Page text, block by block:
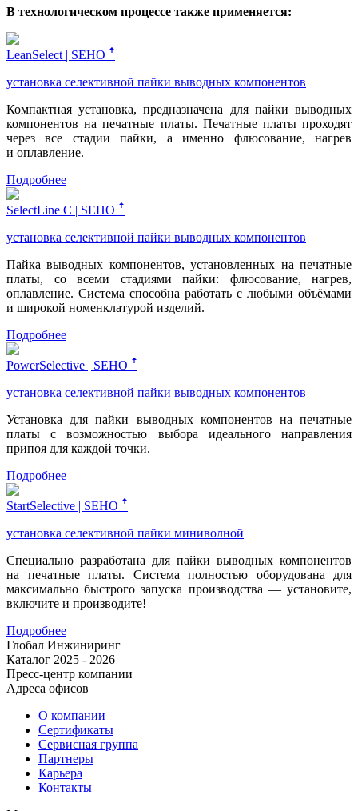
В технологическом процессе также применяется:
LeanSelect | SEHO ꜛ
установка селективной пайки выводных компонентов
Компактная установка, предназначена для пайки выводных
компонентов на печатные платы. Печатные платы проходят
через все стадии пайки, а именно флюсование, нагрев
и оплавление.
Подробнее
SelectLine C | SEHO ꜛ
установка селективной пайки выводных компонентов
Пайка выводных компонентов, установленных на печатные
платы, со всеми стадиями пайки: флюсование, нагрев,
оплавление. Система способна работать с любыми объёмами
и широкой номенклатурой изделий.
Подробнее
PowerSelective | SEHO ꜛ
установка селективной пайки выводных компонентов
Установка для пайки выводных компонентов на печатные
платы с возможностью выбора идеального направления
припоя для каждой точки.
Подробнее
StartSelective | SEHO ꜛ
установка селективной пайки миниволной
Специально разработана для пайки выводных компонентов
на печатные платы. Система полностью оборудована для
максимально быстрого запуска производства — установите,
включите и производите!
Подробнее
Глобал Инжиниринг
Каталог 2025 - 2026
Пресс-центр компании
Адреса офисов
О компании
Сертификаты
Сервисная группа
Партнеры
Карьера
Контакты